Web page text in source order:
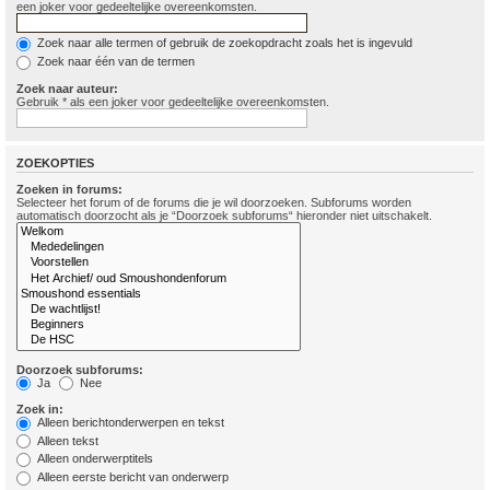
een joker voor gedeeltelijke overeenkomsten.
Zoek naar alle termen of gebruik de zoekopdracht zoals het is ingevuld
Zoek naar één van de termen
Zoek naar auteur:
Gebruik * als een joker voor gedeeltelijke overeenkomsten.
ZOEKOPTIES
Zoeken in forums:
Selecteer het forum of de forums die je wil doorzoeken. Subforums worden
automatisch doorzocht als je “Doorzoek subforums“ hieronder niet uitschakelt.
Doorzoek subforums:
Ja
Nee
Zoek in:
Alleen berichtonderwerpen en tekst
Alleen tekst
Alleen onderwerptitels
Alleen eerste bericht van onderwerp